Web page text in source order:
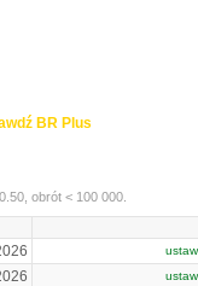
BR Plus
obrót < 100 000.